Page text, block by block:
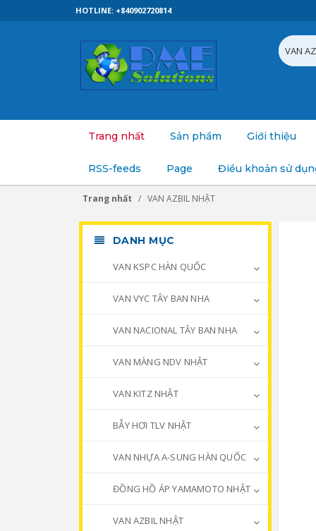
HOTLINE: +840902720814
Trang nhất Sản phẩm Giới thiệu
RSS-feeds Page Điều khoản sử
Trang nhất VAN AZBIL NHẬT
DANH MỤC
VAN KSPC HÀN QUỐC
VAN VYC TÂY BAN NHA
VAN NACIONAL TÂY BAN NHA
VAN MÀNG NDV NHẬT
VAN KITZ NHẬT
BẪY HƠI TLV NHẬT
VAN NHỰA A-SUNG HÀN QUỐC
ĐỒNG HỒ ÁP YAMAMOTO NHẬT
VAN AZBIL NHẬT